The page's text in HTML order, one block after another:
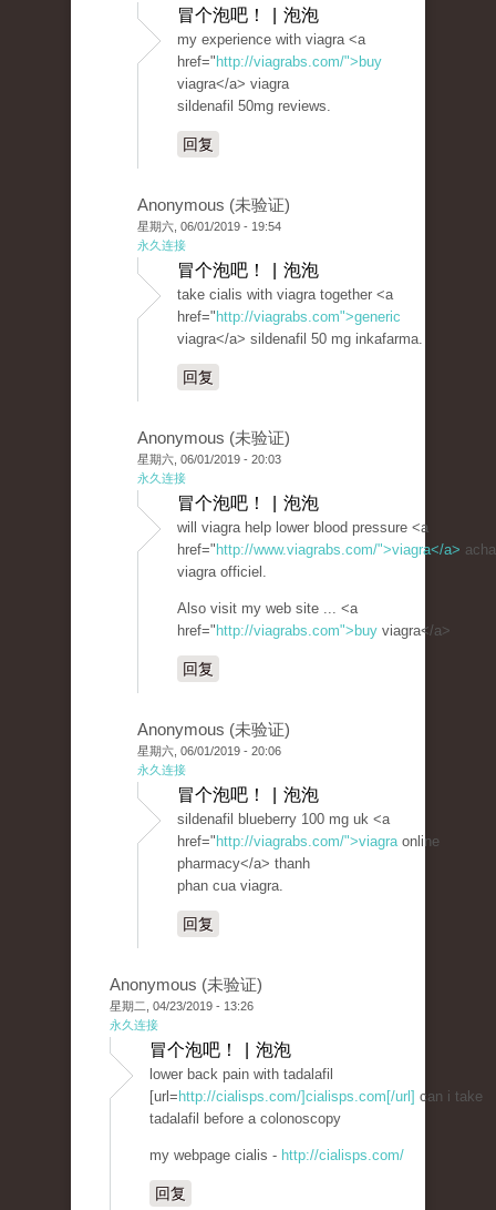
冒个泡吧！ | 泡泡
my experience with viagra <a
href=" http://viagrabs.com/">buy
viagra</a> viagra
sildenafil 50mg reviews.
回复
Anonymous (未验证)
星期六, 06/01/2019 - 19:54
永久连接
冒个泡吧！ | 泡泡
take cialis with viagra together <a
href=" http://viagrabs.com">generic
viagra</a> sildenafil 50 mg inkafarma.
回复
Anonymous (未验证)
星期六, 06/01/2019 - 20:03
永久连接
冒个泡吧！ | 泡泡
will viagra help lower blood pressure <a
href=" http://www.viagrabs.com/">viagra</a>
viagra officiel.
Also visit my web site ... <a
href=" http://viagrabs.com">buy viagra</a>
回复
Anonymous (未验证)
星期六, 06/01/2019 - 20:06
永久连接
冒个泡吧！ | 泡泡
sildenafil blueberry 100 mg uk <a
href=" http://viagrabs.com/">viagraonline
pharmacy</a> thanh
phan cua viagra.
回复
Anonymous (未验证)
星期二, 04/23/2019 - 13:26
永久连接
冒个泡吧！ | 泡泡
lower back pain with tadalafil
[url= http://cialisps.com/]cialisps.com[/url] can i take
tadalafil before a colonoscopy
my webpage cialis - http://cialisps.com/
回复